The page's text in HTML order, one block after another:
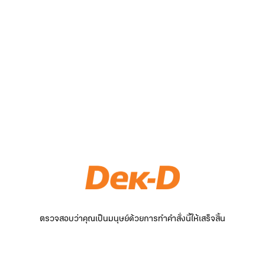
ตรวจสอบว่าคุณเป็นมนุษย์ด้วยการทำคำสั่งนี้ให้เสร็จสิ้น